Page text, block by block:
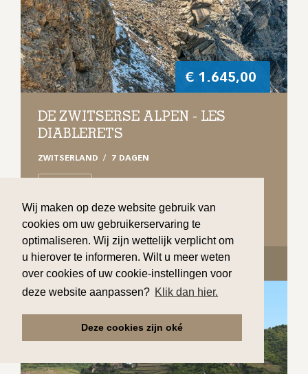
Wij maken op deze website gebruik van
cookies om uw gebruikerservaring te
optimaliseren. Wij zijn wettelijk verplicht om
u hierover te informeren. Wilt u meer weten
over cookies of uw cookie-instellingen voor
deze website aanpassen? Klik dan hier.
Deze cookies zijn oké
€ 1.645,00
DE ZWITSERSE ALPEN - LES
DIABLERETS
ZWITSERLAND 7 DAGEN
BEKIJK DETAILS